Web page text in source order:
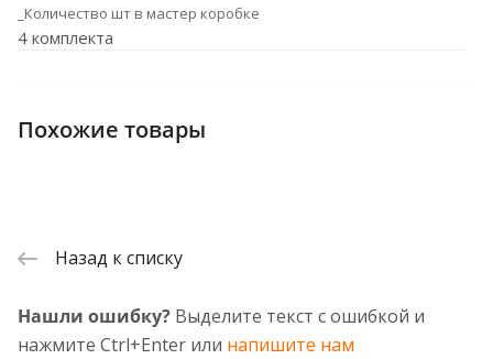
_Количество шт в мастер коробке
4 комплекта
Похожие товары
Назад к списку
Нашли ошибку? Выделите текст с ошибкой и
нажмите Ctrl+Enter или напишите нам